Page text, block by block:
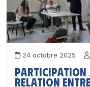
24 octobre 2025
Participation
Relation